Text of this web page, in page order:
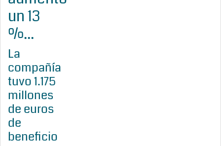
un 13
%...
La
compañía
tuvo 1.175
millones
de euros
de
beneficio